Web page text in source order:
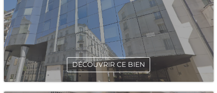
DÉCOUVRIR CE BIEN